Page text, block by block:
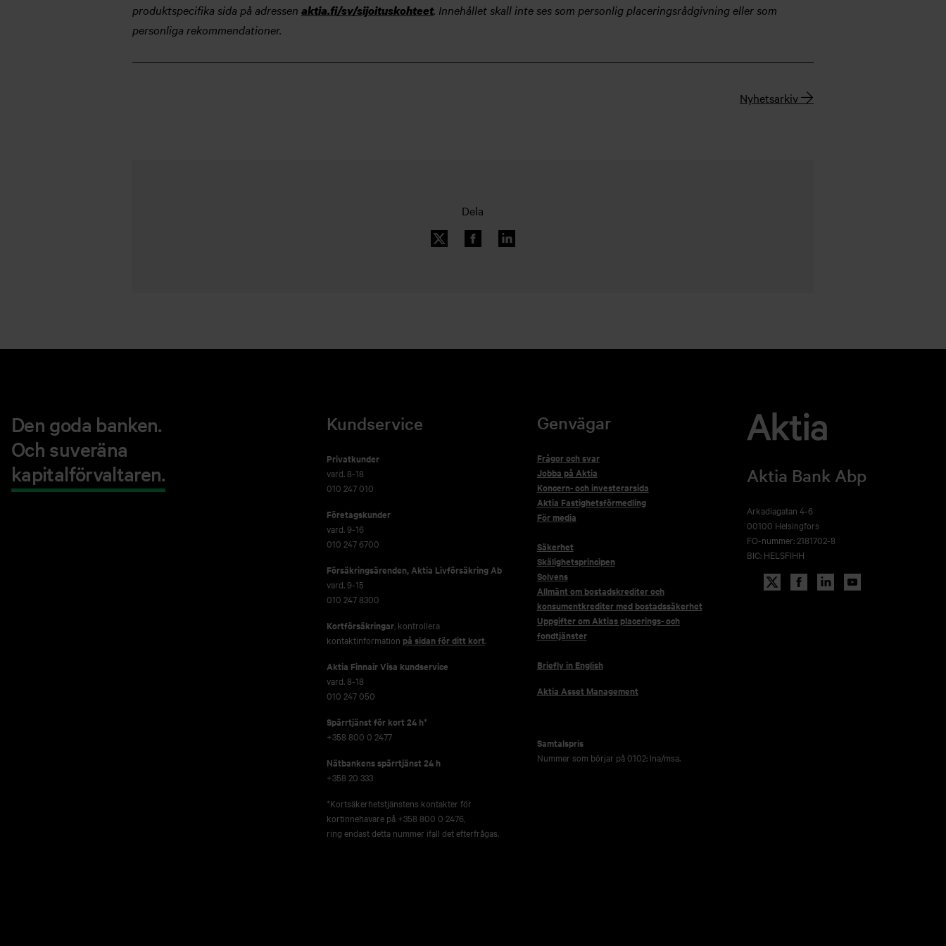
produktspecifika sida på adressen aktia.fi/sv/sijoituskohteet. Innehållet skall inte ses som personlig placeringsrådgivning eller som
personliga rekommendationer.
Nyhetsarkiv
Dela
Den goda banken.
Och suveräna
kapitalförvaltaren.
Kundservice
Privatkunder
vard. 8-18
010 247 010
Företagskunder
vard. 9-16
010 247 6700
Försäkringsärenden,Aktia Livförsäkring Ab
vard. 9-15
010 247 8300
Kortförsäkringar, kontrollera
kontaktinformation på sidan för ditt kort.
Aktia Finnair Visa kundservice
vard. 8-18
010 247 050
Spärrtjänst för kort 24 h*
+358 800 0 2477
Nätbankens spärrtjänst 24 h
+358 20 333
*Kortsäkerhetstjänstens kontakter för
kortinnehavare på +358 800 0 2476,
ring endast detta nummer ifall det efterfrågas.
Genvägar
Frågor och svar
Jobba på Aktia
Koncern- och investerarsida
Aktia Fastighetsförmedling
För media
Säkerhet
Skälighetsprincipen
Solvens
Allmänt om bostadskrediter och
konsumentkrediter med bostadssäkerhet
Uppgifter om Aktias placerings- och
fondtjänster
Briefly in English
Aktia Asset Management
Samtalspris
Nummer som börjar på 0102: lna/msa.
Aktia Bank Abp
Arkadiagatan 4-6
00100 Helsingfors
FO-nummer: 2181702-8
BIC: HELSFIHH